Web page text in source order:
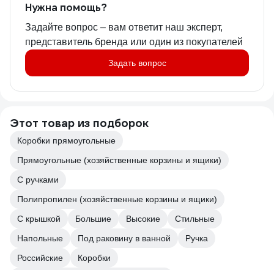
Нужна помощь?
Задайте вопрос – вам ответит наш эксперт,
представитель бренда или один из покупателей
Задать вопрос
Этот товар из подборок
Коробки прямоугольные
Прямоугольные (хозяйственные корзины и ящики)
С ручками
Полипропилен (хозяйственные корзины и ящики)
С крышкой
Большие Высокие
Стильные
Напольные
Под раковину в ванной
Ручка
Российские
Коробки